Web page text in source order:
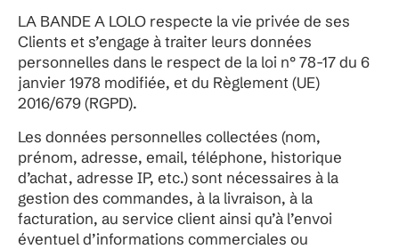
LA BANDE A LOLO respecte la vie privée de ses
Clients et s’engage à traiter leurs données
personnelles dans le respect de la loi n° 78-17 du 6
janvier 1978 modifiée, et du Règlement (UE)
2016/679 (RGPD).
Les données personnelles collectées (nom,
prénom, adresse, email, téléphone, historique
d’achat, adresse IP, etc.) sont nécessaires à la
gestion des commandes, à la livraison, à la
facturation, au service client ainsi qu’à l’envoi
éventuel d’informations commerciales ou